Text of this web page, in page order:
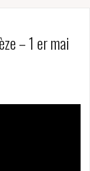
– 1 er mai